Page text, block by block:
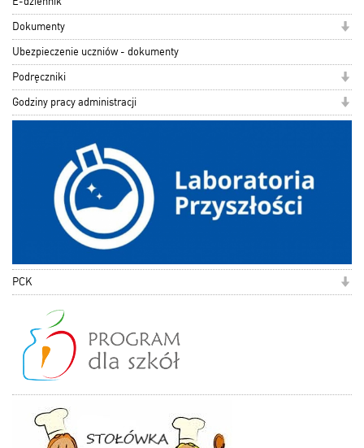
Dokumenty
Ubezpieczenie uczniów - dokumenty
Podręczniki
Godziny pracy administracji
PCK